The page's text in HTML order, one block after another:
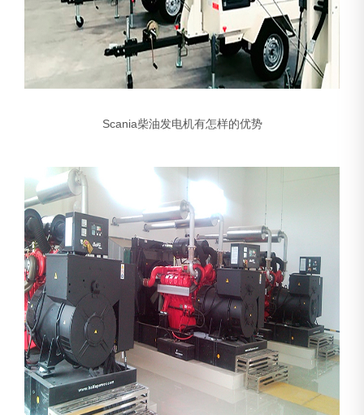
Scania柴油发电机有怎样的优势